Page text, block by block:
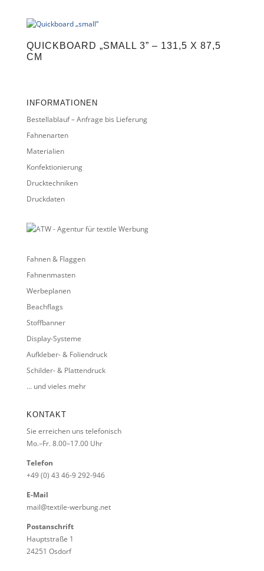
QUICKBOARD „SMALL 3” – 131,5 X 87,5
CM
INFORMATIONEN
Bestellablauf – Anfrage bis Lieferung
Fahnenarten
Materialien
Konfektionierung
Drucktechniken
Druckdaten
Fahnen & Flaggen
Fahnenmasten
Werbeplanen
Beachflags
Stoffbanner
Display-Systeme
Aufkleber- & Foliendruck
Schilder- & Plattendruck
… und vieles mehr
KONTAKT
Sie erreichen uns telefonisch
Mo.–Fr. 8.00–17.00 Uhr
Telefon
+49 (0) 43 46-9 292-946
E-Mail
mail@textile-werbung.net
Postanschrift
Hauptstraße 1
24251 Osdorf